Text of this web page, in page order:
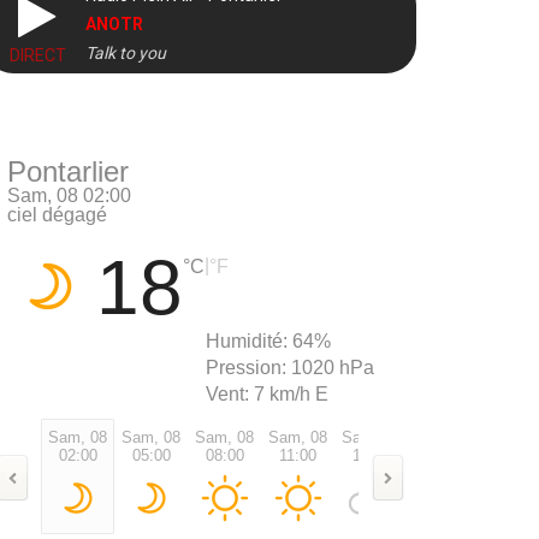
DIRECT
ANOTR
Talk to you
Pontarlier
Sam, 08 02:00
ciel dégagé
18 °C °F
Humidité: 64%
Pression: 1020 hPa
Vent: 7 km/h E
Sam, 08
02:00
Sam, 08
05:00
Sam, 08
08:00
Sam, 08
11:00
Sam, 08
14:00